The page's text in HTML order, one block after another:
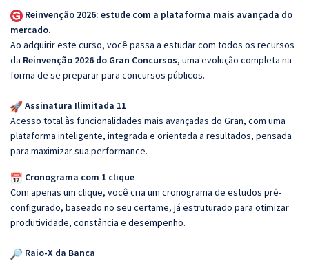
Reinvenção 2026: estude com a plataforma mais avançada do
mercado.
Ao adquirir este curso, você passa a estudar com todos os recursos
da Reinvenção 2026 do Gran Concursos, uma evolução completa na
forma de se preparar para concursos públicos.
Assinatura Ilimitada 11
Acesso total às funcionalidades mais avançadas do Gran, com uma
plataforma inteligente, integrada e orientada a resultados, pensada
para maximizar sua performance.
Cronograma com 1 clique
Com apenas um clique, você cria um cronograma de estudos pré-
configurado, baseado no seu certame, já estruturado para otimizar
produtividade, constância e desempenho.
Raio-X da Banca